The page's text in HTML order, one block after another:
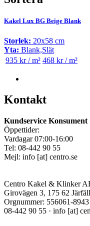
Kakel Lux BG Beige Blank
Storlek: 20x58 cm
Yta: Blank,Slät
935 kr / m² 468 kr / m²
Kontakt
Kundservice Konsument
Öppettider:
Vardagar 07:00-16:00
Tel: 08-442 90 55
Mejl: info [at] centro.se
Centro Kakel & Klinker
Girovägen 3, 175 62
Orgnummer: 556061-8943
08-442 90 55 · info [at]